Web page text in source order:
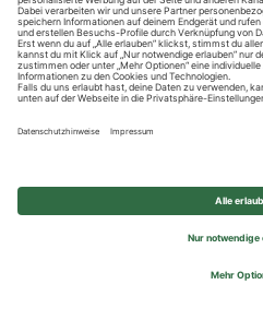
Privatsphäre-
© 2026 REWE Group